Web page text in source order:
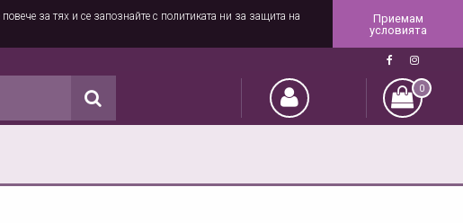
за тях и се запознайте с политиката ни за защита на
Приемам
условията
0